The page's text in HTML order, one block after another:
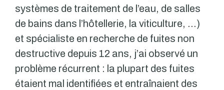
systèmes de traitement de l’eau, de salles
de bains dans l’hôtellerie, la viticulture, …)
et spécialiste en recherche de fuites non
destructive depuis 12 ans, j’ai observé un
problème récurrent : la plupart des fuites
étaient mal identifiées et entraînaient des